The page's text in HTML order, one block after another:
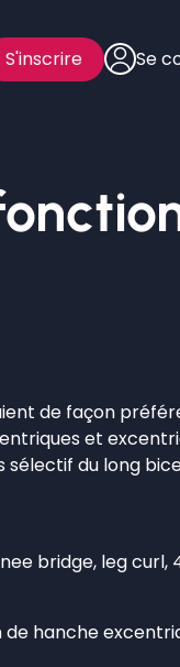
S'inscrire Se
de façon
et
sélectif du long
bridge, leg curl,
de hanche